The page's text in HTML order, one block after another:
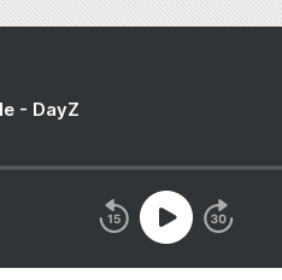
- DayZ